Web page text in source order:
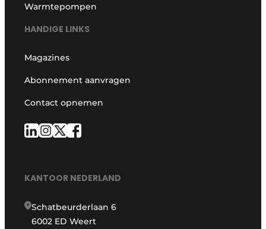
Warmtepompen
HANDIGE LINKS
Magazines
Abonnement aanvragen
Contact opnemen
KANTOOR NEDERLAND
Schatbeurderlaan 6
6002 ED Weert